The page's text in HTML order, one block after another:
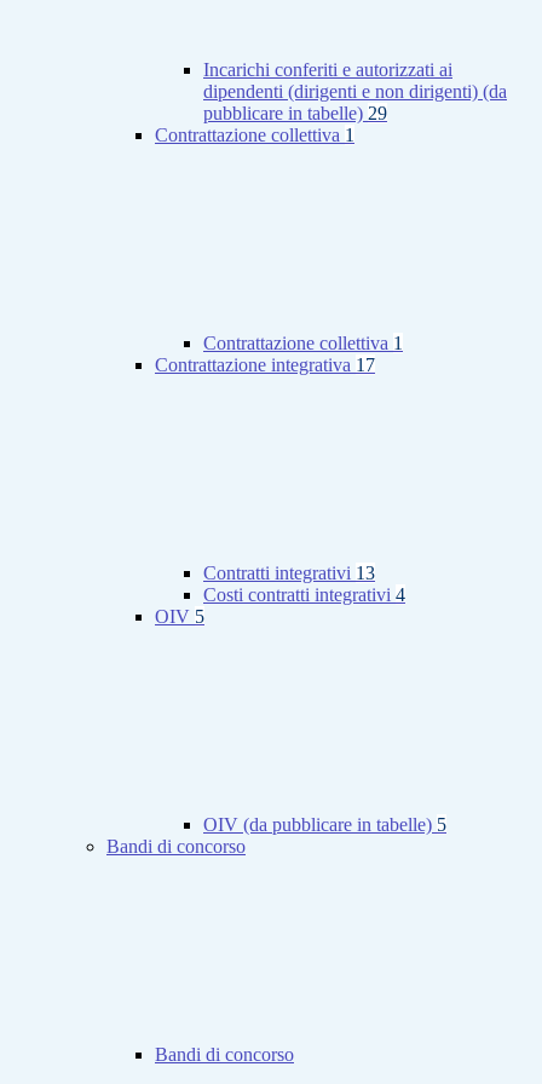
Incarichi conferiti e autorizzati ai
dipendenti (dirigenti e non dirigenti) (da
pubblicare in tabelle) 29
Contrattazione collettiva 1
Contrattazione collettiva 1
Contrattazione integrativa 17
Contratti integrativi 13
Costi contratti integrativi 4
OIV 5
OIV (da pubblicare in tabelle) 5
Bandi di concorso
Bandi di concorso